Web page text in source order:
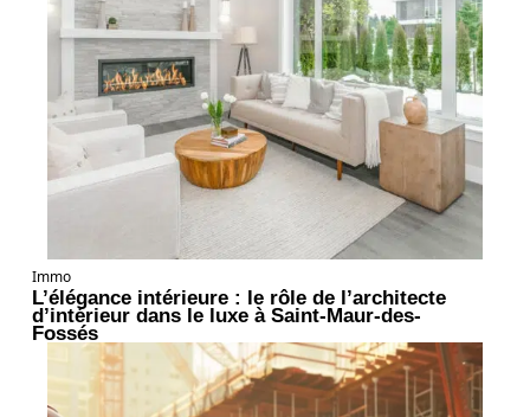
Immo
L’élégance intérieure : le rôle de l’architecte
d’intérieur dans le luxe à Saint-Maur-des-
Fossés